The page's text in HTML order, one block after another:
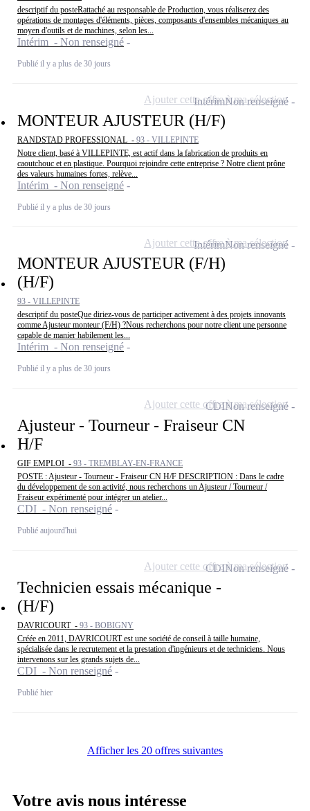
descriptif du posteRattaché au responsable de Production, vous réaliserez des
opérations de montages d'éléments, pièces, composants d'ensembles mécaniques au
moyen d'outils et de machines, selon les...
Intérim - Non renseigné
Publié il y a plus de 30 jours
MONTEUR AJUSTEUR (H/F)
RANDSTAD PROFESSIONAL - 93 - VILLEPINTE
Notre client, basé à VILLEPINTE, est actif dans la fabrication de produits en
caoutchouc et en plastique. Pourquoi rejoindre cette entreprise ? Notre client prône
des valeurs humaines fortes, relève...
Intérim - Non renseigné
Publié il y a plus de 30 jours
IntérimNon renseigné
Ajouter cette offre à ma sélection
MONTEUR AJUSTEUR (F/H)
(H/F)
93 - VILLEPINTE
descriptif du posteQue diriez-vous de participer activement à des projets innovants
comme Ajusteur monteur (F/H) ?Nous recherchons pour notre client une personne
capable de manier habilement les...
Intérim - Non renseigné
Publié il y a plus de 30 jours
IntérimNon renseigné
Ajouter cette offre à ma sélection
Ajusteur - Tourneur - Fraiseur CN
H/F
GIF EMPLOI - 93 - TREMBLAY-EN-FRANCE
POSTE : Ajusteur - Tourneur - Fraiseur CN H/F DESCRIPTION : Dans le cadre
du développement de son activité, nous recherchons un Ajusteur / Tourneur /
Fraiseur expérimenté pour intégrer un atelier...
CDI - Non renseigné
Publié aujourd'hui
CDINon renseigné
Ajouter cette offre à ma sélection
Technicien essais mécanique -
(H/F)
DAVRICOURT - 93 - BOBIGNY
Créée en 2011, DAVRICOURT est une société de conseil à taille humaine,
spécialisée dans le recrutement et la prestation d'ingénieurs et de techniciens. Nous
intervenons sur les grands sujets de...
CDI - Non renseigné
Publié hier
CDINon renseigné
Ajouter cette offre à ma sélection
Afficher les 20 offres suivantes
Votre avis nous intéresse